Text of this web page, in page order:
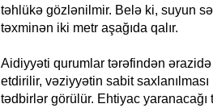
təhlükə gözlənilmir. Belə ki, suyun
təxminən iki metr aşağıda qalır.
Aidiyyəti qurumlar tərəfindən
etdirilir, vəziyyətin sabit saxlanılması
tədbirlər görülür. Ehtiyac